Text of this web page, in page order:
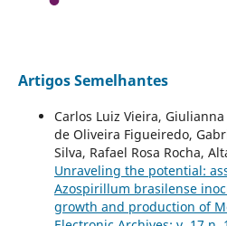
Artigos Semelhantes
Carlos Luiz Vieira,
de Oliveira Figueiredo,
Silva, Rafael Rosa Rocha,
Unraveling the potential:
Azospirillum brasilense
growth and production of